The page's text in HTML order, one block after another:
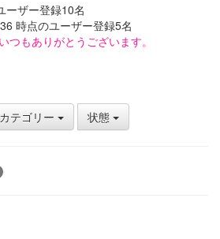
ーザー登録10名
時点のユーザー登録5名
つもありがとうございます。
カテゴリー 状態